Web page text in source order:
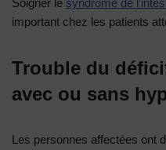
important chez les patients
Trouble du
avec ou sans
Les personnes affectées ont